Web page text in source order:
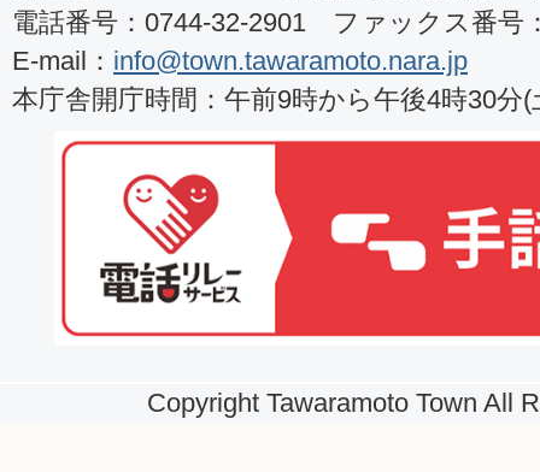
電話番号：0744-32-2901 ファックス番号
E-mail： info@town.tawaramoto.nara.jp
本庁舎開庁時間：午前9時から午後4時30分
Copyright Tawaramoto Town All